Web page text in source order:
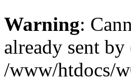
Warning:
already sent
/www/htdocs/